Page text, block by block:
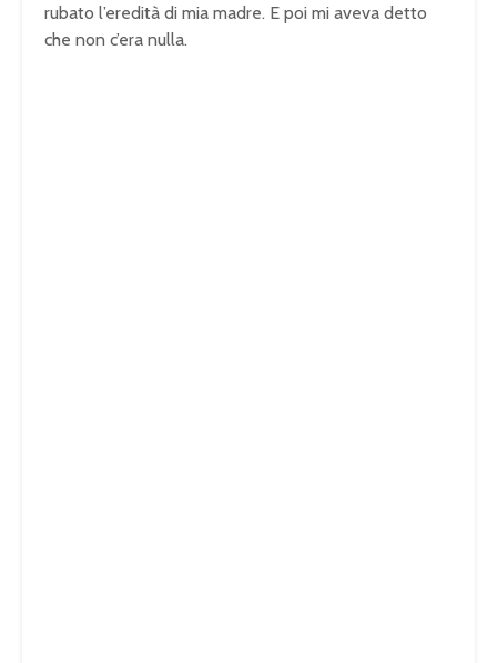
rubato l’eredità di mia madre. E poi mi aveva detto
che non c’era nulla.